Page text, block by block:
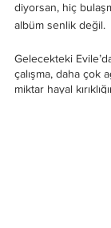
diyorsan, hiç
albüm senlik değil.
Gelecekteki
çalışma, daha çok
miktar hayal